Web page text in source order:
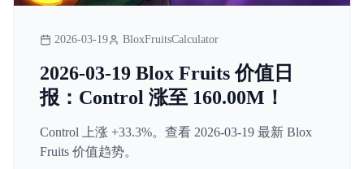
2026-03-19 BloxFruitsCalculator
2026-03-19 Blox Fruits 价值日
报：Control 涨至 160.00M！
Control 上涨 +33.3%。查看 2026-03-19 最新 Blox
Fruits 价值趋势。